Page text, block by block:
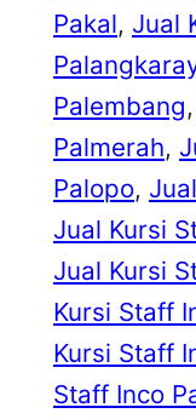
Pakal, Jual
Palembang,
Palmerah,
Palopo,
Jual Kursi
Jual Kursi
Kursi Staff
Kursi Staff
Staff Inco